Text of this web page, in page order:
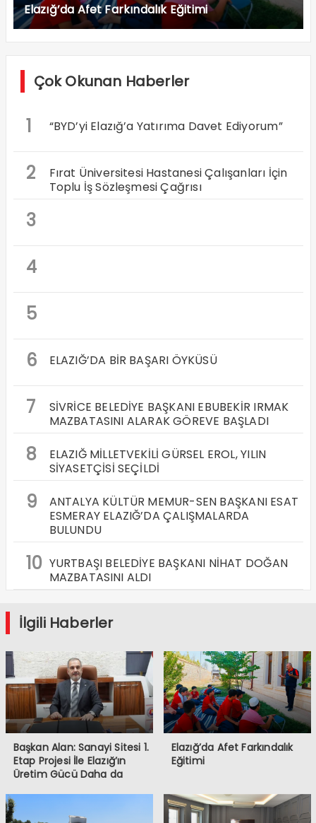
Elazığ’da Afet Farkındalık Eğitimi
Çok Okunan Haberler
1 “BYD’yi Elazığ’a Yatırıma Davet Ediyorum”
2
Fırat Üniversitesi Hastanesi Çalışanları İçin
Toplu İş Sözleşmesi Çağrısı
3
4
5
6
ELAZIĞ’DA BİR BAŞARI ÖYKÜSÜ
7
SİVRİCE BELEDİYE BAŞKANI EBUBEKİR IRMAK
MAZBATASINI ALARAK GÖREVE BAŞLADI
8
ELAZIĞ MİLLETVEKİLİ GÜRSEL EROL, YILIN
SİYASETÇİSİ SEÇİLDİ
9
ANTALYA KÜLTÜR MEMUR-SEN BAŞKANI ESAT
ESMERAY ELAZIĞ’DA ÇALIŞMALARDA
BULUNDU
10 YURTBAŞI BELEDİYE BAŞKANI NİHAT DOĞAN
MAZBATASINI ALDI
İlgili Haberler
Başkan Alan: Sanayi Sitesi 1.
Etap Projesi İle Elazığ’ın
Üretim Gücü Daha da
Elazığ’da Afet Farkındalık
Eğitimi